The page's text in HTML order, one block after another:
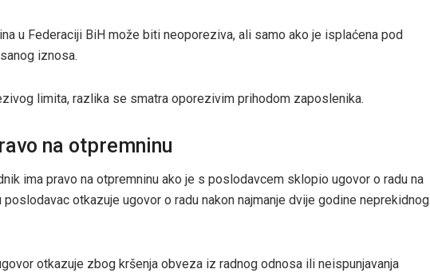
u Federaciji BiH može biti neoporeziva, ali samo ako je isplaćena pod
iznosa.
limita, razlika se smatra oporezivim prihodom zaposlenika.
na otpremninu
ima pravo na otpremninu ako je s poslodavcem sklopio ugovor o radu na
otkazuje ugovor o radu nakon najmanje dvije godine neprekidnog
otkazuje zbog kršenja obveza iz radnog odnosa ili neispunjavanja